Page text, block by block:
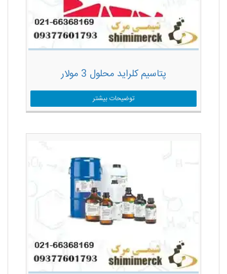
پتاسیم کلراید محلول 3 مولار
توضیحات بیشتر